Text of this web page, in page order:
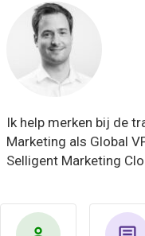
Ik help merken bij de
Marketing als Global
Selligent Marketing